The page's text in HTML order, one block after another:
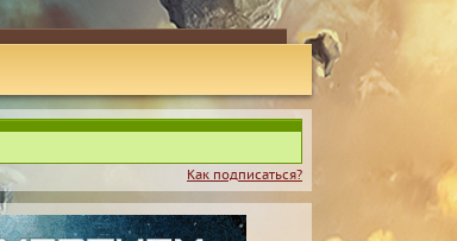
Как подписаться?